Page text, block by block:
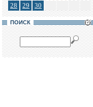
28
29 30
ПОИСК